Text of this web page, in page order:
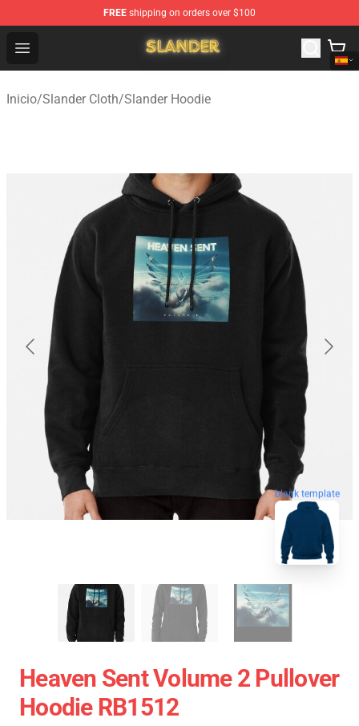
FREE shipping on orders over $100
Open menu
Slander Shop - Official Slander Merchandise Store
Inicio/Slander Cloth/Slander Hoodie
blank template
Heaven Sent Volume 2 Pullover
Hoodie RB1512